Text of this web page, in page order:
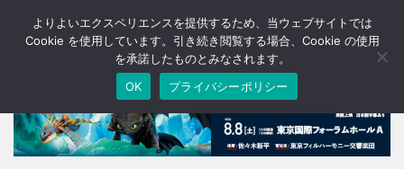
T
o
n
a
v
よりよいエクスペリエンスを提供するため、当ウェブサイトでは
Cookie を使用しています。引き続き閲覧する場合、Cookie の使用
を承諾したものとみなされます。
OK
プライバシーポリシー